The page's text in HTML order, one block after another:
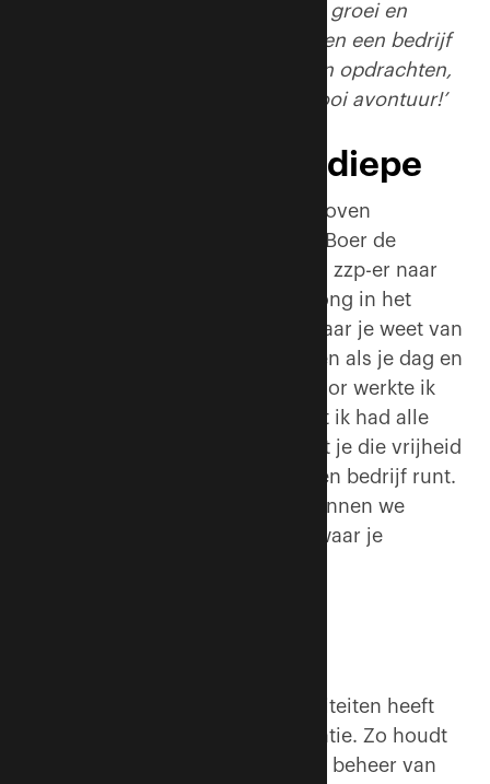
werkt hij met veel plezier aan de groei en
verbreding van het bedrijf. ‘Samen een bedrijf
opzetten en uitbouwen - zowel in opdrachten,
omzet, als in mensen - is een mooi avontuur!’
Een sprong in het diepe
‘Spannend. Supergaaf en zelfs boven
verwachting’. Zo typeert Mattijs Boer de
afgelopen twee jaar. De stap van zzp-er naar
partner bij Ausems was een sprong in het
diepe. ‘We kenden elkaar wel, maar je weet van
tevoren niet hoe het zal uitpakken als je dag en
nacht met elkaar omgaat. Hiervoor werkte ik
alleen. Dat was fantastisch, want ik had alle
vrijheid. Maar ik heb gemerkt dat je die vrijheid
ook kunt hebben als je samen een bedrijf runt.
En het grote voordeel: samen kunnen we
dingen bedenken en oppakken waar je
Hoewel er overlap zit in de activiteiten heeft
elke partner zijn eigen specialisatie. Zo houdt
Mattijs zich vooral bezig met het beheer van